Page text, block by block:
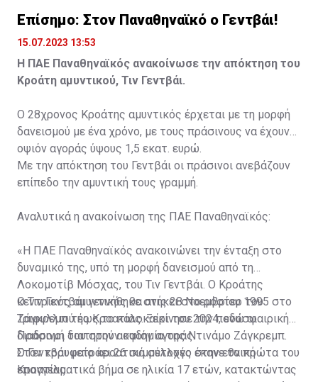
Επίσημο: Στον Παναθηναϊκό ο Γεντβάι!
15.07.2023 13:53
Η ΠΑΕ Παναθηναϊκός ανακοίνωσε την απόκτηση του
Κροάτη αμυντικού, Τιν Γεντβάι.
Ο 28χρονος Κροάτης αμυντικός έρχεται με τη μορφή
δανεισμού με ένα χρόνο, με τους πράσινους να έχουν
οψιόν αγοράς ύψους 1,5 εκατ. ευρώ.
Με την απόκτηση του Γεντβάι οι πράσινοι ανεβάζουν
επίπεδο την αμυντική τους γραμμή.
Αναλυτικά η ανακοίνωση της ΠΑΕ Παναθηναϊκός:
«Η ΠΑΕ Παναθηναϊκός ανακοινώνει την ένταξη στο
δυναμικό της, υπό τη μορφή δανεισμού από τη
Λοκομοτίβ Μόσχας, του Τιν Γεντβάι. Ο Κροάτης
κεντρικός αμυντικός θα ανήκει στο ρόστερ του
Τριφυλλιού έως το καλοκαίρι του 2024, ενώ οι
Πράσινοι διατηρούν οψιόν αγοράς.
Ο Τιν Γεντβάι γεννήθηκε στις 28 Νοεμβρίου 1995 στο
Ζάγκρεμπ της Κροατίας. Ξεκίνησε την ποδοσφαιρική
διαδρομή του στην ακαδημία της Ντινάμο Ζάγκρεμπ.
Στον κορυφαίο κροατικό σύλλογο έκανε τα πρώτα του
επαγγελματικά βήμα σε ηλικία 17 ετών, κατακτώντας
Ο Γεντβάι μετράει 26 συμμετοχές στην εθνική
Κροατίας.